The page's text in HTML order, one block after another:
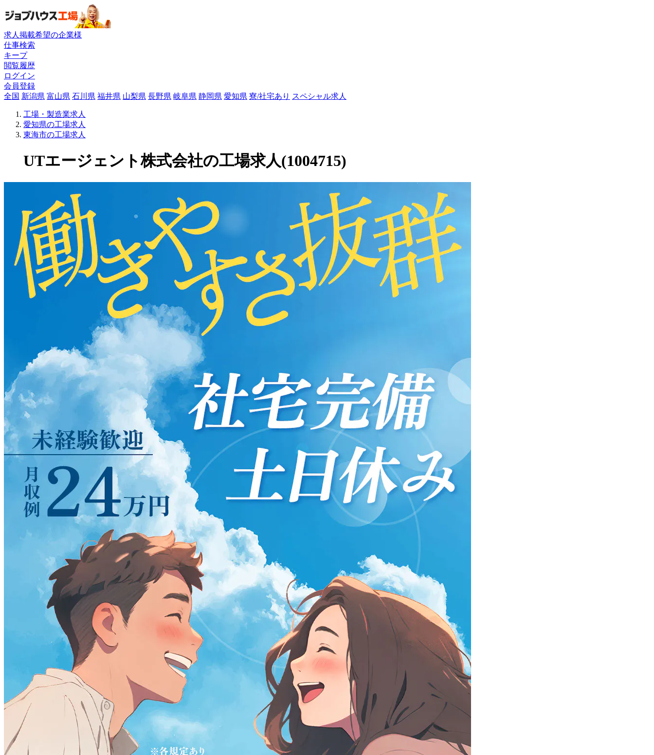
求人掲載希望の企業様
仕事検索
キープ
閲覧履歴
ログイン
会員登録
全国 新潟県 富山県 石川県 福井県 山梨県 長野県 岐阜県 静岡県 愛知県 寮/社宅あり スペシャル求人
工場・製造業求人
愛知県の工場求人
東海市の工場求人
UTエージェント株式会社の工場求人(1004715)